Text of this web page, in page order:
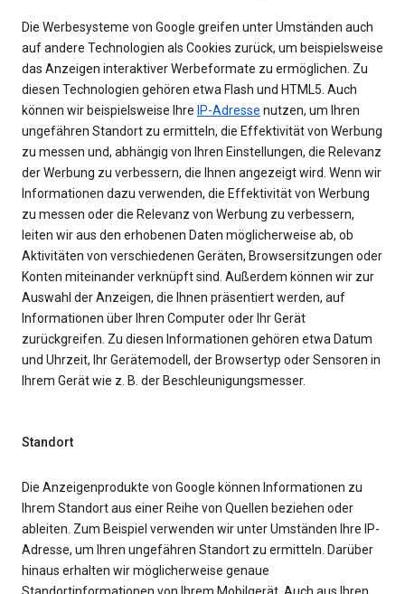
Die Werbesysteme von Google greifen unter Umständen auch
auf andere Technologien als Cookies zurück, um beispielsweise
das Anzeigen interaktiver Werbeformate zu ermöglichen. Zu
diesen Technologien gehören etwa Flash und HTML5. Auch
können wir beispielsweise Ihre IP-Adresse nutzen, um Ihren
ungefähren Standort zu ermitteln, die Effektivität von Werbung
zu messen und, abhängig von Ihren Einstellungen, die Relevanz
der Werbung zu verbessern, die Ihnen angezeigt wird. Wenn wir
Informationen dazu verwenden, die Effektivität von Werbung
zu messen oder die Relevanz von Werbung zu verbessern,
leiten wir aus den erhobenen Daten möglicherweise ab, ob
Aktivitäten von verschiedenen Geräten, Browsersitzungen oder
Konten miteinander verknüpft sind. Außerdem können wir zur
Auswahl der Anzeigen, die Ihnen präsentiert werden, auf
Informationen über Ihren Computer oder Ihr Gerät
zurückgreifen. Zu diesen Informationen gehören etwa Datum
und Uhrzeit, Ihr Gerätemodell, der Browsertyp oder Sensoren in
Ihrem Gerät wie z. B. der Beschleunigungsmesser.
Standort
Die Anzeigenprodukte von Google können Informationen zu
Ihrem Standort aus einer Reihe von Quellen beziehen oder
ableiten. Zum Beispiel verwenden wir unter Umständen Ihre IP-
Adresse, um Ihren ungefähren Standort zu ermitteln. Darüber
hinaus erhalten wir möglicherweise genaue